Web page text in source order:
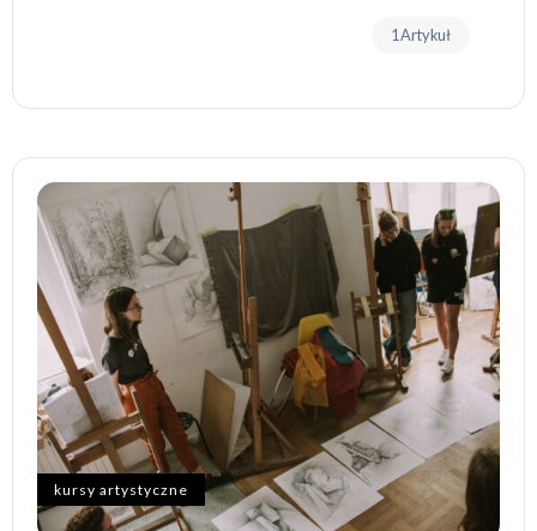
1 Artykuł
kursy artystyczne